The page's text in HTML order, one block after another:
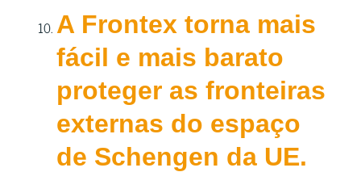
A Frontex torna mais
fácil e mais barato
proteger as fronteiras
externas do espaço
de Schengen da UE.